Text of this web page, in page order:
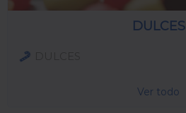
DULCES
Ver todo